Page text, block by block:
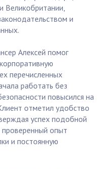
Великобритании,
и
Алексей помог
перечисленных
работать без
повысился на
отметил удобство
успех подобной
проверенный опыт
и постоянную